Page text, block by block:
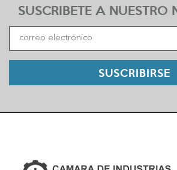
SUSCRIBETE A NUESTRO
SUSCRIBIRSE